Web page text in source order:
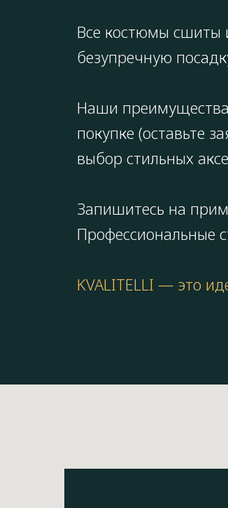
Все костюмы сшиты
безупречную
Наши
покупке (оставьте
выбор стильных
Запишитесь на
Профессиональные
KVALITELLI — это